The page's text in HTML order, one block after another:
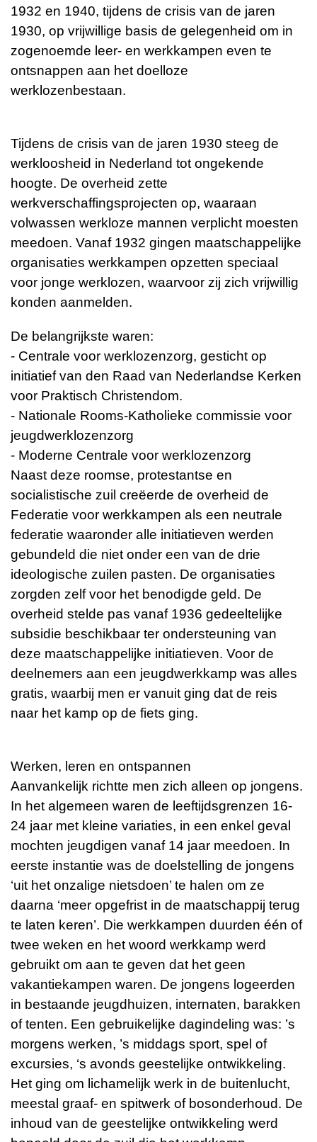
1932 en 1940, tijdens de crisis van de jaren
1930, op vrijwillige basis de gelegenheid om in
zogenoemde leer- en werkkampen even te
ontsnappen aan het doelloze
werklozenbestaan.
Tijdens de crisis van de jaren 1930 steeg de
werkloosheid in Nederland tot ongekende
hoogte. De overheid zette
werkverschaffingsprojecten op, waaraan
volwassen werkloze mannen verplicht moesten
meedoen. Vanaf 1932 gingen maatschappelijke
organisaties werkkampen opzetten speciaal
voor jonge werklozen, waarvoor zij zich vrijwillig
konden aanmelden.
De belangrijkste waren:
- Centrale voor werklozenzorg, gesticht op
initiatief van den Raad van Nederlandse Kerken
voor Praktisch Christendom.
- Nationale Rooms-Katholieke commissie voor
jeugdwerklozenzorg
- Moderne Centrale voor werklozenzorg
Naast deze roomse, protestantse en
socialistische zuil creëerde de overheid de
Federatie voor werkkampen als een neutrale
federatie waaronder alle initiatieven werden
gebundeld die niet onder een van de drie
ideologische zuilen pasten. De organisaties
zorgden zelf voor het benodigde geld. De
overheid stelde pas vanaf 1936 gedeeltelijke
subsidie beschikbaar ter ondersteuning van
deze maatschappelijke initiatieven. Voor de
deelnemers aan een jeugdwerkkamp was alles
gratis, waarbij men er vanuit ging dat de reis
naar het kamp op de fiets ging.
Werken, leren en ontspannen
Aanvankelijk richtte men zich alleen op jongens.
In het algemeen waren de leeftijdsgrenzen 16-
24 jaar met kleine variaties, in een enkel geval
mochten jeugdigen vanaf 14 jaar meedoen. In
eerste instantie was de doelstelling de jongens
‘uit het onzalige nietsdoen’ te halen om ze
daarna ‘meer opgefrist in de maatschappij terug
te laten keren’. Die werkkampen duurden één of
twee weken en het woord werkkamp werd
gebruikt om aan te geven dat het geen
vakantiekampen waren. De jongens logeerden
in bestaande jeugdhuizen, internaten, barakken
of tenten. Een gebruikelijke dagindeling was: ’s
morgens werken, ’s middags sport, spel of
excursies, ‘s avonds geestelijke ontwikkeling.
Het ging om lichamelijk werk in de buitenlucht,
meestal graaf- en spitwerk of bosonderhoud. De
inhoud van de geestelijke ontwikkeling werd